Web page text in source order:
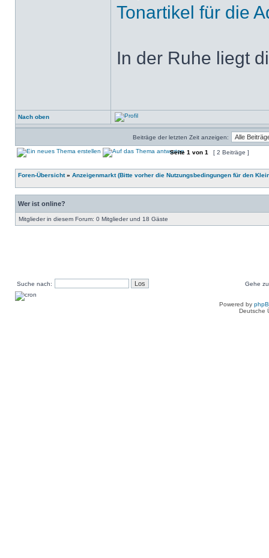
Tonartikel für die
In der Ruhe liegt
Nach oben
Beiträge der letzten Zeit anzeigen:
Seite 1 von 1 [ 2 Beiträge ]
Foren-Übersicht» Anzeigenmarkt (Bitte vorher die Nutzungsbedingungen für den
Wer ist online?
Mitglieder in diesem Forum: 0 Mitglieder und 18 Gäste
Suche nach: Gehe
Powered by
Deutsche